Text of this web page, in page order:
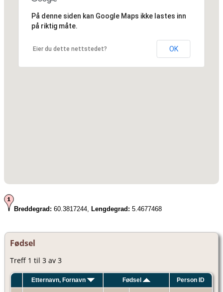
På denne siden kan Google Maps ikke lastes inn
på riktig måte.
Eier du dette nettstedet? OK
Breddegrad: 60.3817244, Lengdegrad: 5.4677468
Fødsel
Treff 1 til 3 av 3
Etternavn, Fornavn Fødsel Person ID